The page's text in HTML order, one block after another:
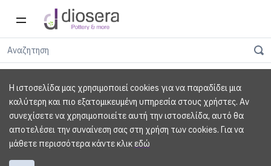
Η ιστοσελίδα μας χρησιμοποιεί cookies για να παραδίδει μια
καλύτερη και πιο εξατομικευμένη υπηρεσία στους χρήστες. Αν
συνεχίσετε να χρησιμοποιείτε αυτή την ιστοσελίδα, αυτό θα
αποτελέσει την συναίνεση σας στη χρήση των cookies. Για να
μάθετε περισσότερα κάντε κλικεδώ